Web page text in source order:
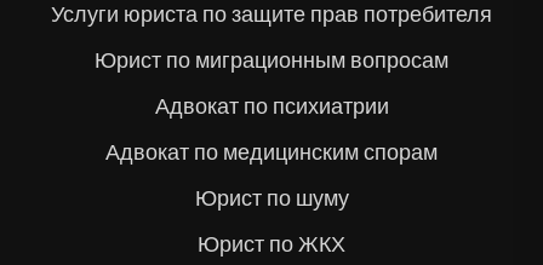
Услуги юриста по защите прав потребителя
Юрист по миграционным вопросам
Адвокат по психиатрии
Адвокат по медицинским спорам
Юрист по шуму
Юрист по ЖКХ